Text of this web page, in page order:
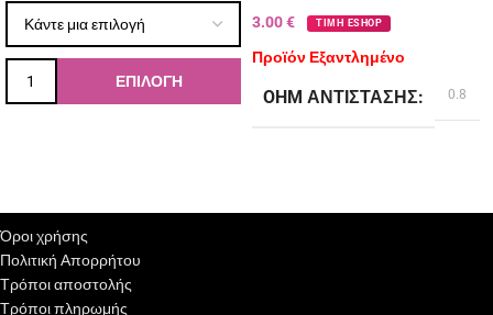
ΕΠΙΛΟΓΉ
3.00€ ΤΙΜΗ ESHOP
Προϊόν Εξαντλημένο
OHM ΑΝΤΊΣΤΑΣΗΣ 0.8
Όροι χρήσης
Πολιτική Απορρήτου
Τρόποι αποστολής
Τρόποι πληρωμής